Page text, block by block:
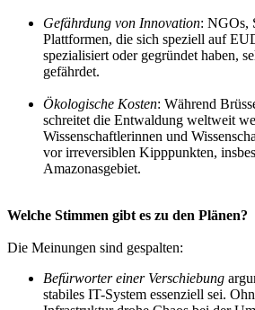
Gefährdung von Innovation: NGOs,
Plattformen, die sich speziell auf
spezialisiert oder gegründet haben,
gefährdet.
Ökologische Kosten: Während
schreitet die Entwaldung weltweit
Wissenschaftlerinnen und
vor irreversiblen Kipppunkten,
Amazonasgebiet.
Welche Stimmen gibt es zu den Plänen?
Die Meinungen sind gespalten:
Befürworter einer Verschiebung
stabiles IT-System essenziell sei.